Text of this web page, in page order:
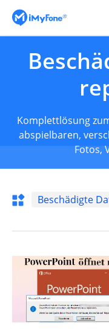
Komplettlösung
abspielbaren,
Fotos,
Beschädigte